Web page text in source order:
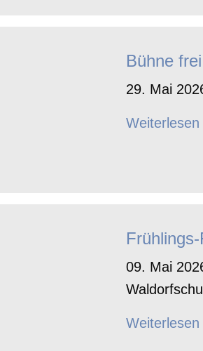
Bühne frei
29. Mai
Weiterlesen
09. Mai
Weiterlesen